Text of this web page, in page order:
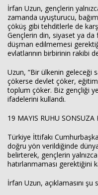
İrfan Uzun, gençlerin
zamanda uyuşturucu,
çöküş gibi tehditlerle de
Gençlerin din, siyaset ya da
düşman edilmemesi
evlatlarının birbirinin rakibi
Uzun, “Bir ülkenin geleceği
çökerse devlet çöker,
toplum çöker. Biz gençliği
ifadelerini kullandı.
19 MAYIS RUHU SONSUZA
Türkiye İttifakı
doğru yön verildiğinde
belirterek, gençlerin
hatırlanmaması gerektiğini
İrfan Uzun, açıklamasını